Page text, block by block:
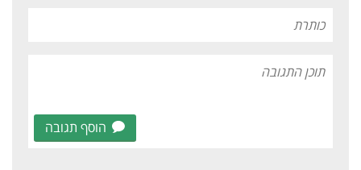
הוסף תגובה